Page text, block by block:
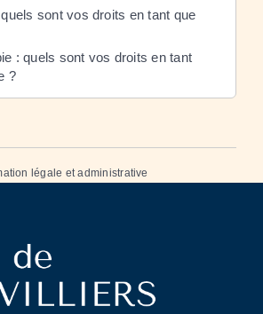
sont vos droits en tant que
: quels sont vos droits en tant
?
légale et administrative